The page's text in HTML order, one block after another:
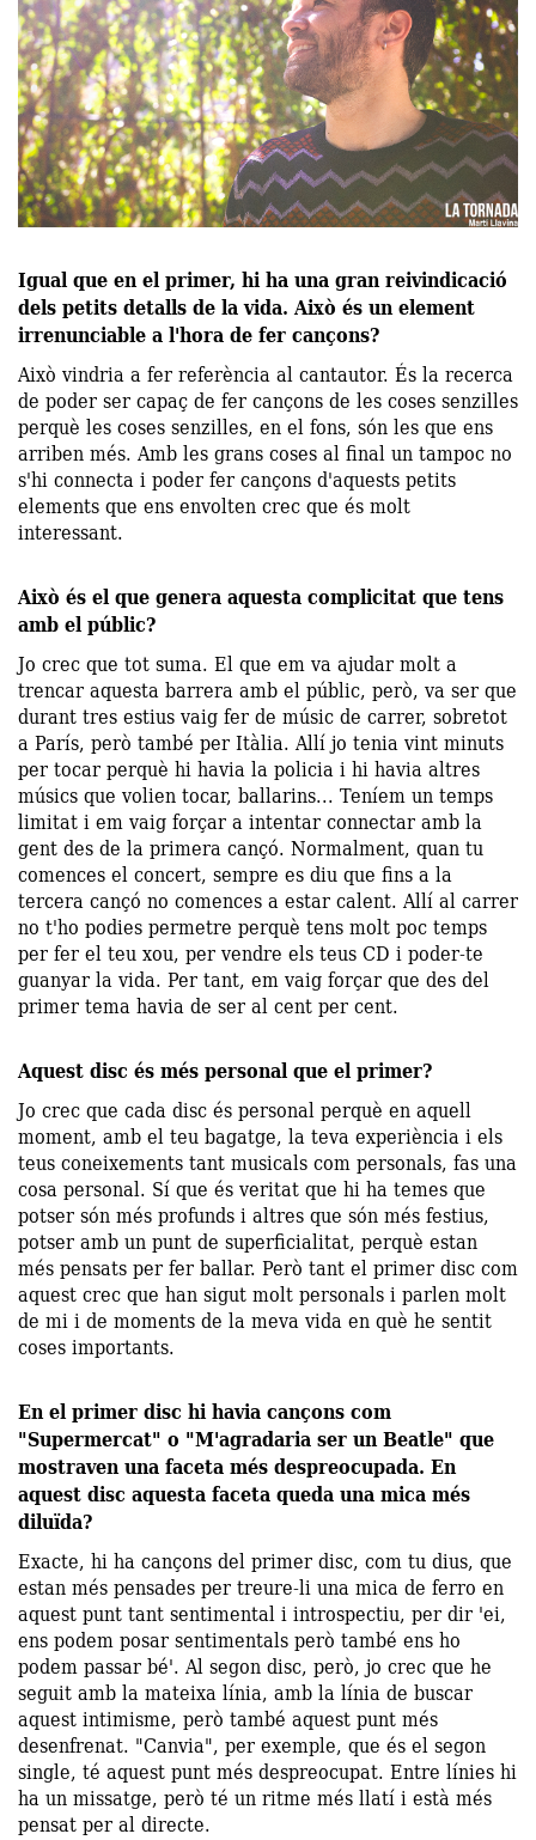
Igual que en el primer, hi ha una gran reivindicació
dels petits detalls de la vida. Això és un element
irrenunciable a l'hora de fer cançons?
Això vindria a fer referència al cantautor. És la recerca
de poder ser capaç de fer cançons de les coses senzilles
perquè les coses senzilles, en el fons, són les que ens
arriben més. Amb les grans coses al final un tampoc no
s'hi connecta i poder fer cançons d'aquests petits
elements que ens envolten crec que és molt
interessant.
Això és el que genera aquesta complicitat que tens
amb el públic?
Jo crec que tot suma. El que em va ajudar molt a
trencar aquesta barrera amb el públic, però, va ser que
durant tres estius vaig fer de músic de carrer, sobretot
a París, però també per Itàlia. Allí jo tenia vint minuts
per tocar perquè hi havia la policia i hi havia altres
músics que volien tocar, ballarins... Teníem un temps
limitat i em vaig forçar a intentar connectar amb la
gent des de la primera cançó. Normalment, quan tu
comences el concert, sempre es diu que fins a la
tercera cançó no comences a estar calent. Allí al carrer
no t'ho podies permetre perquè tens molt poc temps
per fer el teu xou, per vendre els teus CD i poder-te
guanyar la vida. Per tant, em vaig forçar que des del
primer tema havia de ser al cent per cent.
Aquest disc és més personal que el primer?
Jo crec que cada disc és personal perquè en aquell
moment, amb el teu bagatge, la teva experiència i els
teus coneixements tant musicals com personals, fas una
cosa personal. Sí que és veritat que hi ha temes que
potser són més profunds i altres que són més festius,
potser amb un punt de superficialitat, perquè estan
més pensats per fer ballar. Però tant el primer disc com
aquest crec que han sigut molt personals i parlen molt
de mi i de moments de la meva vida en què he sentit
coses importants.
En el primer disc hi havia cançons com
"Supermercat" o "M'agradaria ser un Beatle" que
mostraven una faceta més despreocupada. En
aquest disc aquesta faceta queda una mica més
diluïda?
Exacte, hi ha cançons del primer disc, com tu dius, que
estan més pensades per treure-li una mica de ferro en
aquest punt tant sentimental i introspectiu, per dir 'ei,
ens podem posar sentimentals però també ens ho
podem passar bé'. Al segon disc, però, jo crec que he
seguit amb la mateixa línia, amb la línia de buscar
aquest intimisme, però també aquest punt més
desenfrenat. "Canvia", per exemple, que és el segon
single, té aquest punt més despreocupat. Entre línies hi
ha un missatge, però té un ritme més llatí i està més
pensat per al directe.